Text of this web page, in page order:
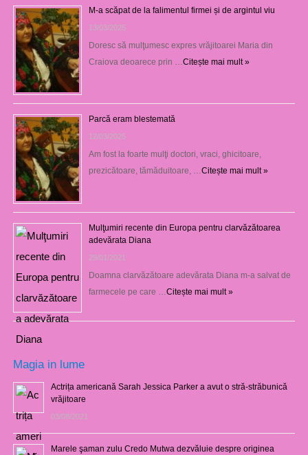
M-a scăpat de la falimentul firmei și de argintul viu
13/03/2025
Doresc să mulţumesc expres vrăjitoarei Maria din
Craiova deoarece prin … Citește mai mult »
Parcă eram blestemată
12/03/2025
Am fost la foarte mulţi doctori, vraci, ghicitoare,
prezicătoare, tămăduitoare, … Citește mai mult »
Mulţumiri recente din Europa pentru clarvăzătoarea
adevărata Diana
29/01/2021
Doamna clarvăzătoare adevărata Diana m-a salvat de
farmecele pe care … Citește mai mult »
Magia in lume
Actrița americană Sarah Jessica Parker a avut o stră-străbunică
vrăjitoare
03/08/2021
Marele şaman zulu Credo Mutwa dezvăluie despre originea